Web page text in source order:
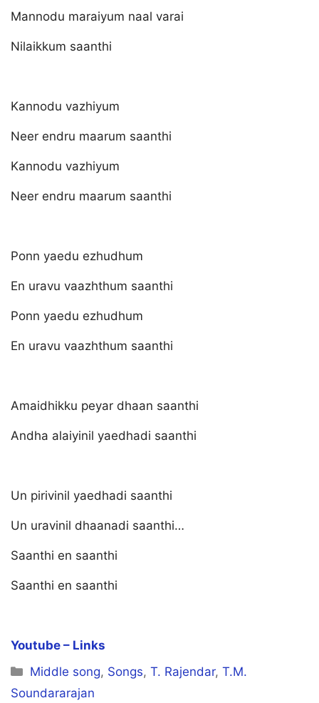
Mannodu maraiyum naal varai
Nilaikkum saanthi
Kannodu vazhiyum
Neer endru maarum saanthi
Kannodu vazhiyum
Neer endru maarum saanthi
Ponn yaedu ezhudhum
En uravu vaazhthum saanthi
Ponn yaedu ezhudhum
En uravu vaazhthum saanthi
Amaidhikku peyar dhaan saanthi
Andha alaiyinil yaedhadi saanthi
Un pirivinil yaedhadi saanthi
Un uravinil dhaanadi saanthi…
Saanthi en saanthi
Saanthi en saanthi
Youtube – Links
Categories
Middle song, Songs,T. Rajendar,T.M.
Soundararajan